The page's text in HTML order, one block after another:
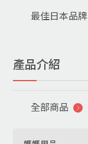
最佳日本品牌
產品介紹
全部商品